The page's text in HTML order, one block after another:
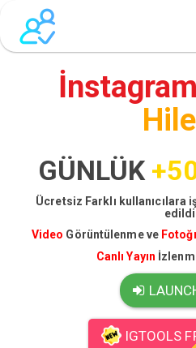
İnstagram
GÜNLÜK
Ücretsiz Farklı kullanıcılara
Video Görüntülenme ve
Canlı Yayın
IGTOOLS